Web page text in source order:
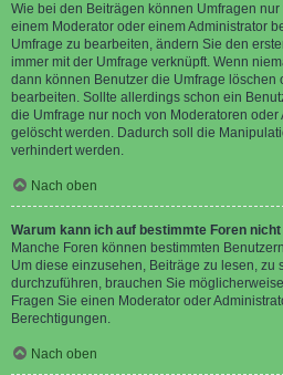
Wie bei den Beiträgen können Umfragen
einem Moderator oder einem Administrator
Umfrage zu bearbeiten, ändern Sie den
immer mit der Umfrage verknüpft. Wenn
dann können Benutzer die Umfrage löschen
bearbeiten. Sollte allerdings schon ein
die Umfrage nur noch von Moderatoren
gelöscht werden. Dadurch soll die
verhindert werden.
Nach oben
Warum kann ich auf bestimmte Foren
Manche Foren können bestimmten
Um diese einzusehen, Beiträge zu lesen, zu
durchzuführen, brauchen Sie
Fragen Sie einen Moderator oder
Berechtigungen.
Nach oben